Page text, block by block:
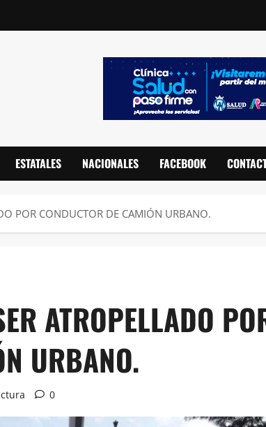
ESTATALES NACIONALES FACEBOOK
POR CONDUCTOR DE CAMIÓN URBANO.
ATROPELLADO
URBANO.
0